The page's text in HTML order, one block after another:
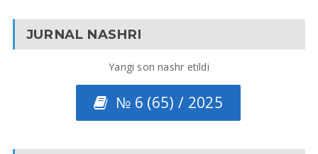
JURNAL NASHRI
Yangi son nashr etildi
№ 6 (65) / 2025